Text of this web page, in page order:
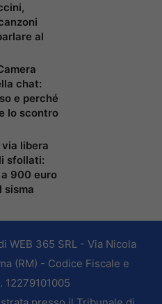
al
chat:
e perché
lo scontro
via libera
sfollati:
900 euro
sisma
WEB 365 SRL - Via Nicola
(RM) - Codice Fiscale e
12279101005